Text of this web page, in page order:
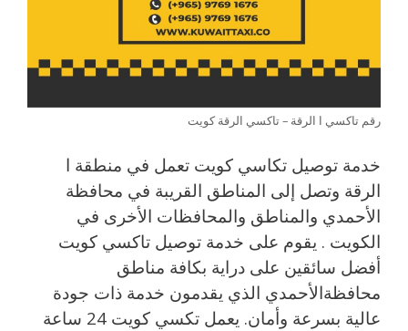
رقم تاكسي ا الرقة – تاكسي الرقة كويت
خدمة توصيل تكاسي كويت تعمل في منطقة ا
الرقة وتصل إلى المناطق القريبة في محافظة
الأحمدي والمناطق والمحافظات الأخرى في
الكويت . يقوم على خدمة توصيل تاكسي كويت
أفضل سائقين على دراية بكافة مناطق
محافظةالأحمدي الذي يقدمون خدمة ذات جودة
عالية بسرعة وأمان. يعمل تكسي كويت 24 ساعة